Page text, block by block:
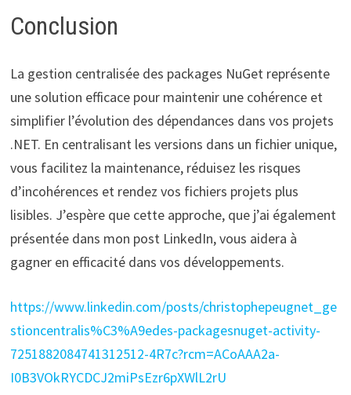
Conclusion
La gestion centralisée des packages NuGet représente
une solution efficace pour maintenir une cohérence et
simplifier l’évolution des dépendances dans vos projets
.NET. En centralisant les versions dans un fichier unique,
vous facilitez la maintenance, réduisez les risques
d’incohérences et rendez vos fichiers projets plus
lisibles. J’espère que cette approche, que j’ai également
présentée dans mon post LinkedIn, vous aidera à
gagner en efficacité dans vos développements.
https://www.linkedin.com/posts/christophepeugnet_ge
stioncentralis%C3%A9edes-packagesnuget-activity-
7251882084741312512-4R7c?rcm=ACoAAA2a-
I0B3VOkRYCDCJ2miPsEzr6pXWlL2rU